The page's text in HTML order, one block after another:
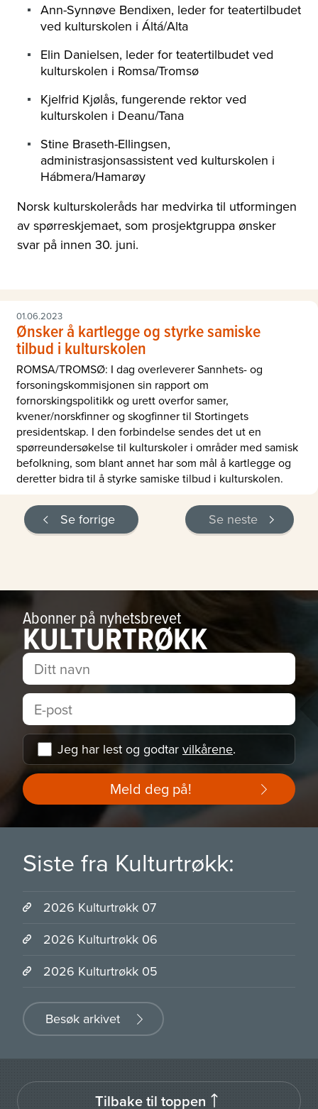
Ann-Synnøve Bendixen, leder for teatertilbudet
ved kulturskolen i Áltá/Alta
Elin Danielsen, leder for teatertilbudet ved
kulturskolen i Romsa/Tromsø
Kjelfrid Kjølås, fungerende rektor ved
kulturskolen i Deanu/Tana
Stine Braseth-Ellingsen,
administrasjonsassistent ved kulturskolen i
Hábmera/Hamarøy
Norsk kulturskoleråds har medvirka til utformingen
av spørreskjemaet, som prosjektgruppa ønsker
svar på innen 30. juni.
01.06.2023
Ønsker å kartlegge og styrke samiske
tilbud i kulturskolen
ROMSA/TROMSØ: I dag overleverer Sannhets- og
forsoningskommisjonen sin rapport om
fornorskingspolitikk og urett overfor samer,
kvener/norskfinner og skogfinner til Stortingets
presidentskap. I den forbindelse sendes det ut en
spørreundersøkelse til kulturskoler i områder med samisk
befolkning, som blant annet har som mål å kartlegge og
deretter bidra til å styrke samiske tilbud i kulturskolen.
Se forrige Se neste
Abonner på nyhetsbrevet
KULTURTRØKK
Jeg har lest og godtar vilkårene.
Meld deg på!
Siste fra Kulturtrøkk:
2026 Kulturtrøkk 07
2026 Kulturtrøkk 06
2026 Kulturtrøkk 05
Besøk arkivet
Tilbake til toppen